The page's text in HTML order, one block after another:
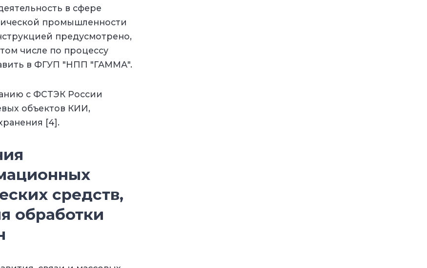
в сфере
промышленности
предусмотрено,
числе по процессу
в ФГУП "НПП "ГАММА".
с ФСТЭК России
объектов КИИ,
[4].
средств,
обработки